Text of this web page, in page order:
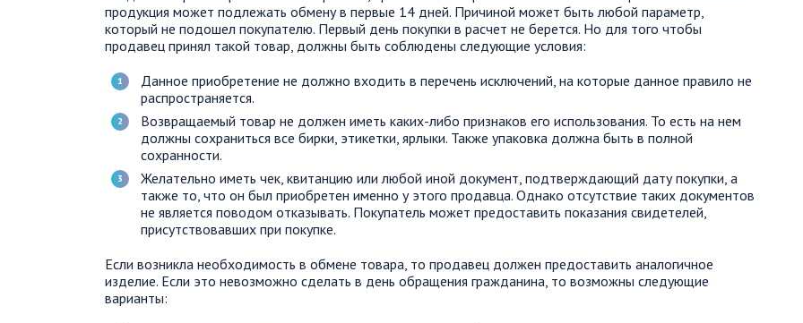
продукция может подлежать обмену в первые 14 дней. Причиной может быть любой параметр,
который не подошел покупателю. Первый день покупки в расчет не берется. Но для того чтобы
продавец принял такой товар, должны быть соблюдены следующие условия:
Данное приобретение не должно входить в перечень исключений, на которые данное правило не
распространяется.
Возвращаемый товар не должен иметь каких-либо признаков его использования. То есть на нем
должны сохраниться все бирки, этикетки, ярлыки. Также упаковка должна быть в полной
сохранности.
Желательно иметь чек, квитанцию или любой иной документ, подтверждающий дату покупки, а
также то, что он был приобретен именно у этого продавца. Однако отсутствие таких документов
не является поводом отказывать. Покупатель может предоставить показания свидетелей,
присутствовавших при покупке.
Если возникла необходимость в обмене товара, то продавец должен предоставить аналогичное
изделие. Если это невозможно сделать в день обращения гражданина, то возможны следующие
варианты: